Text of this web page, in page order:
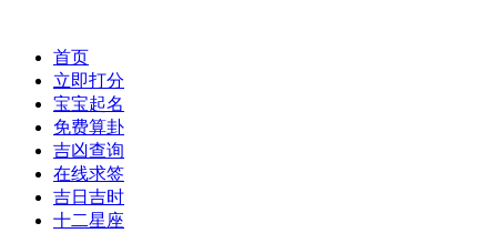
首页
立即打分
宝宝起名
免费算卦
吉凶查询
在线求签
吉日吉时
十二星座